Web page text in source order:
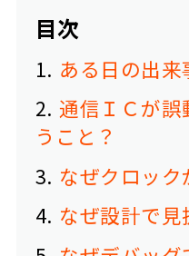
目次
1 ある日の出来
2 通信ＩＣが誤
うこと？
3 なぜクロック
4 なぜ設計で見